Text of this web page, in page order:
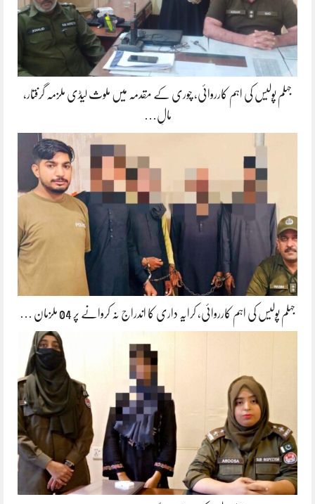
جہلم پولیس کی اہم کارروائی، چوری کے مقدمہ میں ملوث لیڈی ملزمہ گرفتار،
مالِ…
جہلم پولیس کی اہم کارروائی، کرایہ داری کا اندراج نہ کروانے پر 04 ملزمان …